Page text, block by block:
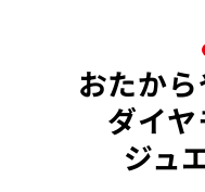
おたか
ダイ
ジュ